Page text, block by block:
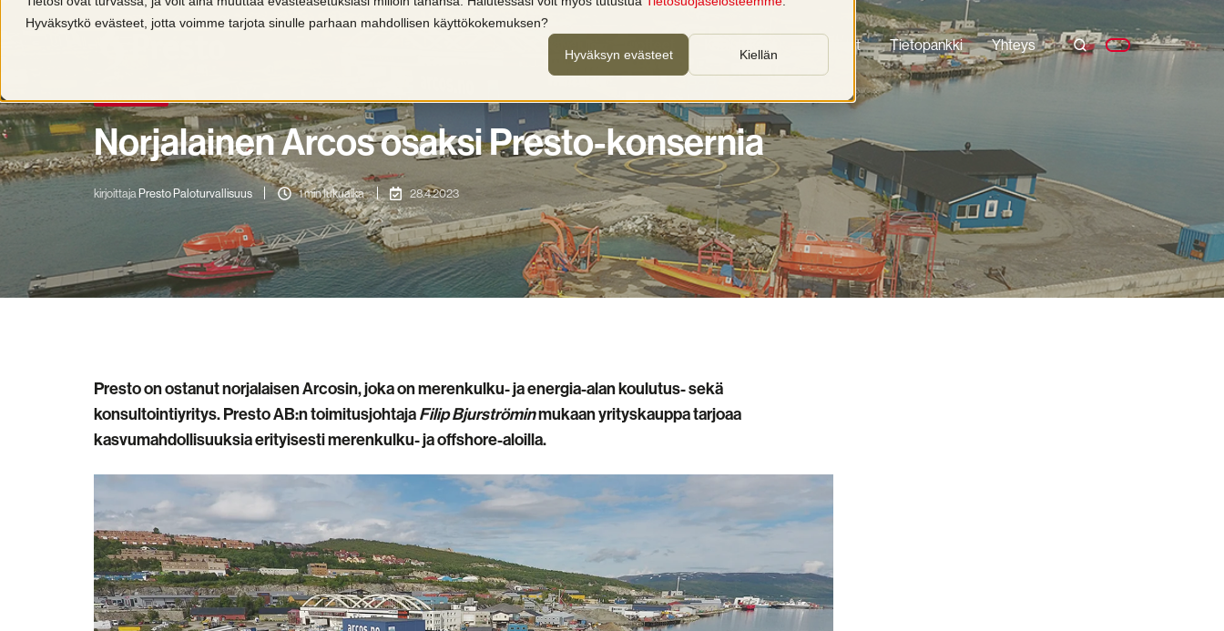
Hyväksytkö evästeet, jotta voimme tarjota sinulle parhaan mahdollisen käyttökokemuksen?
Hyväksyn evästeet Kiellän
Palvelut Toimialat Tietopankki Yhteys
Norjalainen Arcos osaksi Presto-konsernia
kirjoittaja Presto Paloturvallisuus 1 min lukuaika 28.4.2023
Presto on ostanut norjalaisen Arcosin, joka on merenkulku- ja energia-alan koulutus- sekä
konsultointiyritys. Presto AB:n toimitusjohtajaFilip Bjurströminmukaan yrityskauppa tarjoaa
kasvumahdollisuuksia erityisesti merenkulku- ja offshore-aloilla.